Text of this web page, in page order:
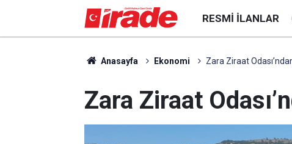
RESMI İLANLAR
Anasayfa Ekonomi Zara Ziraat
Zara Ziraat